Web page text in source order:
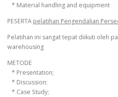
* Material handling and equipment
PESERTA pelatihan Pengendalian
Pelatihan ini sangat tepat diikuti oleh
warehousing
METODE
* Presentation;
* Discussion;
* Case Study;